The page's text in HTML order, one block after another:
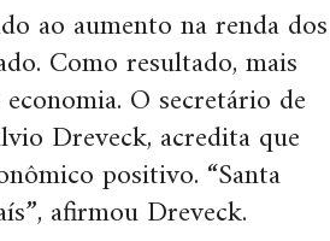
ao aumento na renda dos
Como resultado, mais
O secretário de
Dreveck, acredita que
positivo. “Santa
afirmou Dreveck.